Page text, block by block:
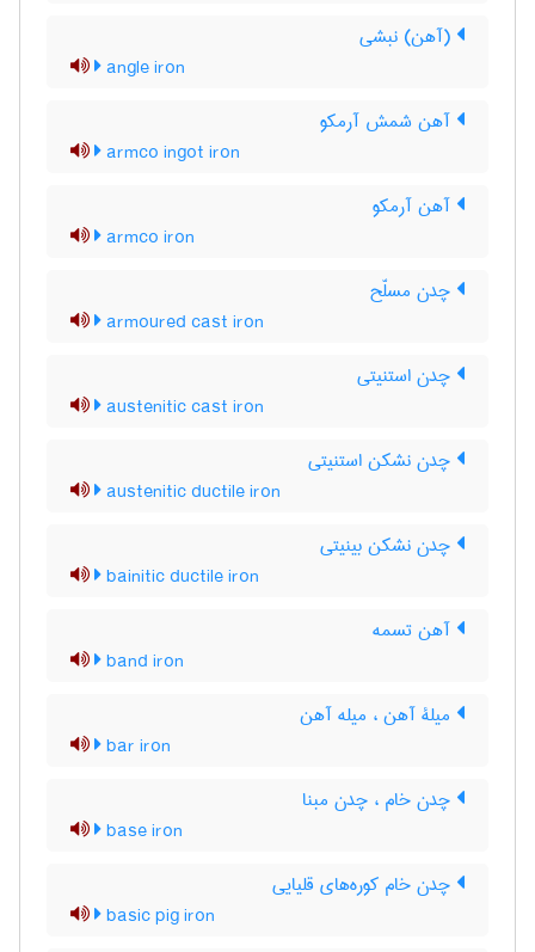
(آهن) نبشی
angle iron
آهن شمش آرمکو
armco ingot iron
آهن آرمکو
armco iron
چدن مسلّح
armoured cast iron
چدن استنیتی
austenitic cast iron
چدن نشکن استنیتی
austenitic ductile iron
چدن نشکن بینیتی
bainitic ductile iron
آهن تسمه
band iron
میلۀ آهن ، میله آهن
bar iron
چدن خام ، چدن مبنا
base iron
چدن خام کوره‌های قلیایی
basic pig iron